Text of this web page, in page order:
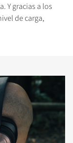
Y gracias a los
de carga,